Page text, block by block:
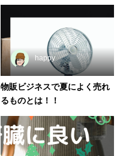
happy
物販ビジネスで夏によく売れ
るものとは！！